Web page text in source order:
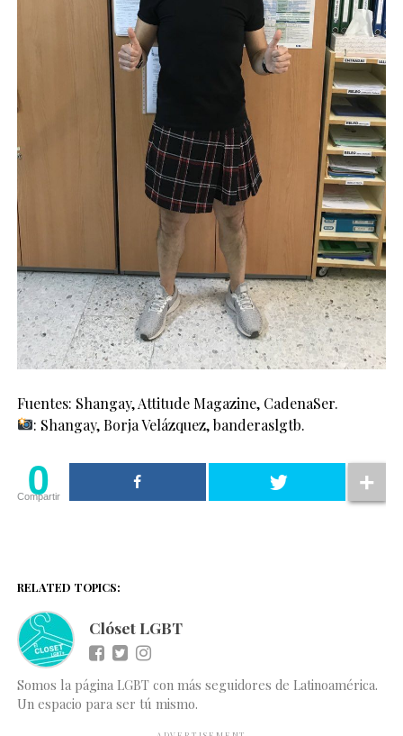
Fuentes: Shangay, Attitude Magazine, CadenaSer.
: Shangay, Borja Velázquez, banderaslgtb.
0
Compartir
RELATED TOPICS:
Clóset LGBT
Somos la página LGBT con más seguidores de Latinoamérica.
Un espacio para ser tú mismo.